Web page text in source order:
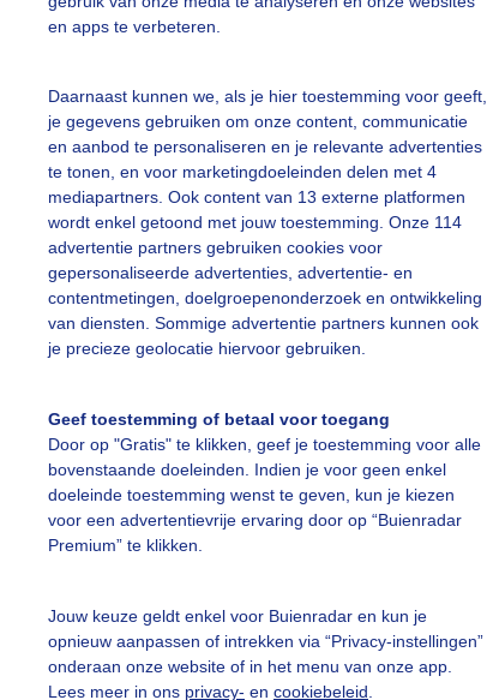
en apps te verbeteren.
Daarnaast kunnen we, als je hier toestemming voor geeft,
je gegevens gebruiken om onze content, communicatie
en aanbod te personaliseren en je relevante advertenties
te tonen, en voor marketingdoeleinden delen met 4
mediapartners. Ook content van 13 externe platformen
wordt enkel getoond met jouw toestemming. Onze 114
advertentie partners gebruiken cookies voor
gepersonaliseerde advertenties, advertentie- en
contentmetingen, doelgroepenonderzoek en ontwikkeling
van diensten. Sommige advertentie partners kunnen ook
je precieze geolocatie hiervoor gebruiken.
Geef toestemming of betaal voor toegang
Door op "Gratis" te klikken, geef je toestemming voor alle
bovenstaande doeleinden. Indien je voor geen enkel
doeleinde toestemming wenst te geven, kun je kiezen
voor een advertentievrije ervaring door op “Buienradar
Premium” te klikken.
Jouw keuze geldt enkel voor Buienradar en kun je
opnieuw aanpassen of intrekken via “Privacy-instellingen”
onderaan onze website of in het menu van onze app.
Lees meer in ons privacy- en cookiebeleid
Dieren
slideshow
vragen
Mijn weer
De Bilt